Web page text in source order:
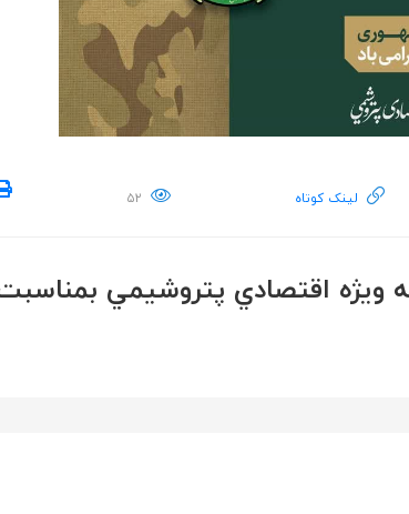
لینک کوتاه ۵۲
ويژه اقتصادي پتروشيمي